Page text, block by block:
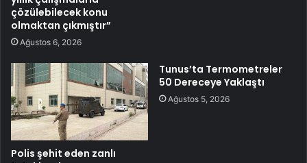
çözülebilecek konu
olmaktan çıkmıştır”
Ağustos 6, 2026
Polis şehit eden zanlı
Tunus’ta Termometreler
50 Dereceye Yaklaştı
Ağustos 5, 2026